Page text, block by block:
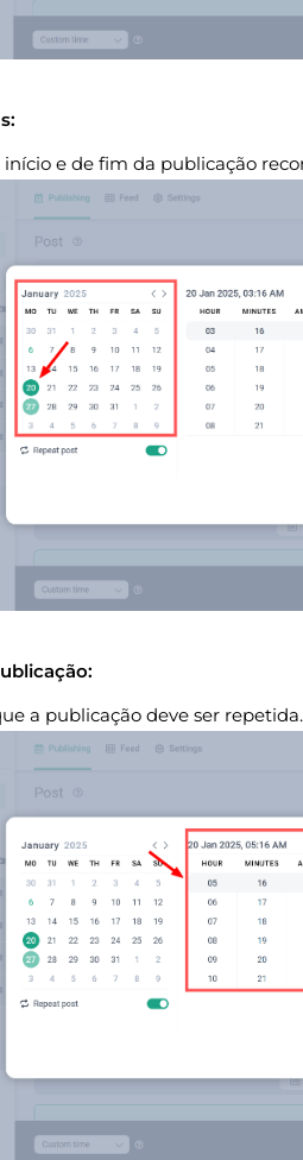
início e de fim da publicação
a publicação deve ser repetida.